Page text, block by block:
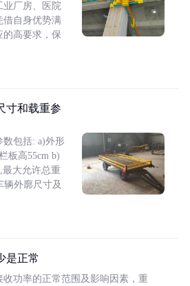
业厂房、医院
借自身优势满
的高要求，保
寸和载重参
数包括: a)外形
板高55cm b)
最大允许总重
辆外廓尺寸及
是正常
功率的正常范围及影响因素，重